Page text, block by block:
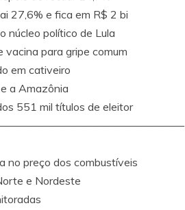
27,6% e fica em R$ 2 bi
núcleo político de Lula
vacina para gripe comum
em cativeiro
a Amazônia
551 mil títulos de eleitor
no preço dos combustíveis
e Nordeste